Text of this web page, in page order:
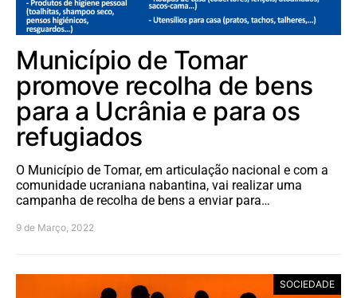
Município de Tomar
promove recolha de bens
para a Ucrânia e para os
refugiados
O Município de Tomar, em articulação nacional e com a
comunidade ucraniana nabantina, vai realizar uma
campanha de recolha de bens a enviar para…
9 de Março, 2022
SOCIEDADE